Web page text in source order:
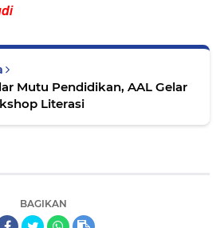
Mutu Pendidikan, AAL Gelar
Literasi
BAGIKAN